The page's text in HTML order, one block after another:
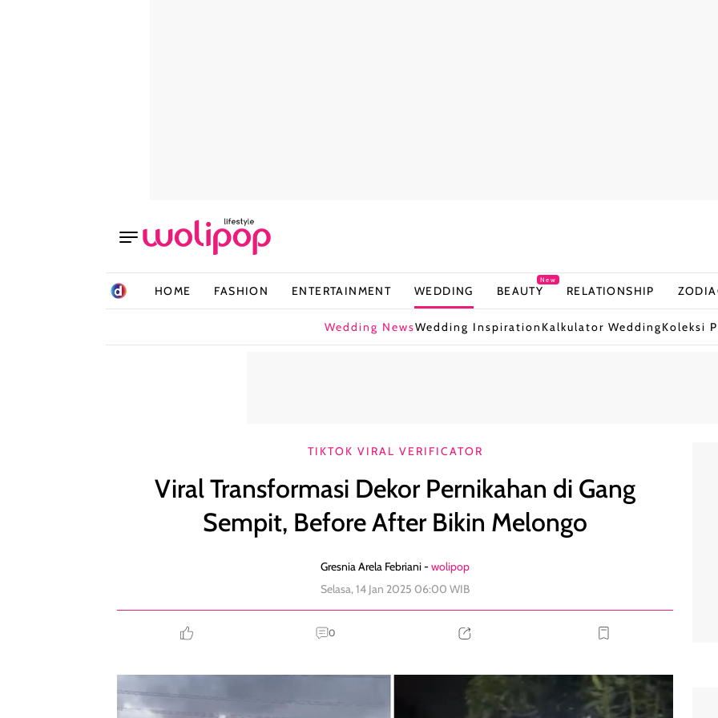
HOME FASHION ENTERTAINMENT WEDDING BEAUTY
New
RELATIONSHIP
Wedding NewsWedding Inspiration Kalkulator WeddingKoleksi
TIKTOK VIRAL VERIFICATOR
Viral Transformasi Dekor Pernikahan di Gang
Sempit, Before After Bikin Melongo
Gresnia Arela Febriani -wolipop
Selasa, 14 Jan 2025 06:00 WIB
0